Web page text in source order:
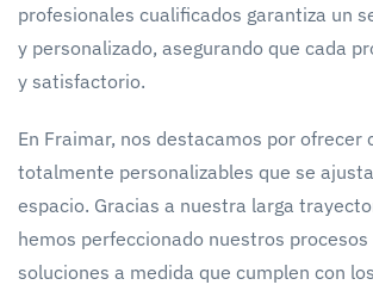
profesionales cualificados garantiza un
y personalizado, asegurando que cada
y satisfactorio.
En Fraimar, nos destacamos por ofrecer
totalmente personalizables que se
espacio. Gracias a nuestra larga
hemos perfeccionado nuestros
soluciones a medida que cumplen con